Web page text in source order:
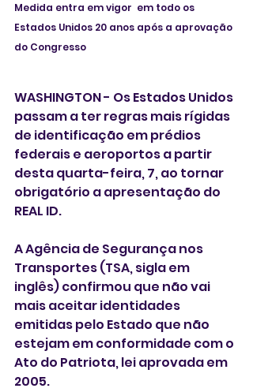
Medida entra em vigor  em todo os
Estados Unidos 20 anos após a aprovação
do Congresso
WASHINGTON - Os Estados Unidos
passam a ter regras mais rígidas
de identificação em prédios
federais e aeroportos a partir
desta quarta-feira, 7, ao tornar
obrigatório a apresentação do
REAL ID.
A Agência de Segurança nos
Transportes (TSA, sigla em
inglês) confirmou que não vai
mais aceitar identidades
emitidas pelo Estado que não
estejam em conformidade com o
Ato do Patriota, lei aprovada em
2005.